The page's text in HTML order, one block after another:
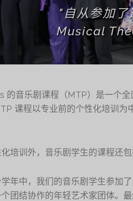
"自从参加
Musical
的音乐剧课程（MTP）是一个
课程以专业前的个性化培训为
化培训外，音乐剧学生的课程还
年中，我们的音乐剧学生参加
团结协作的年轻艺术家团体。